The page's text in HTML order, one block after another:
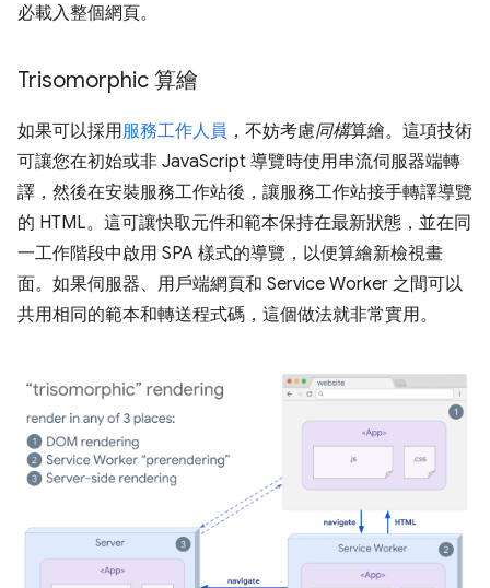
必載入整個網頁。
Trisomorphic 算繪
如果可以採用服務工作人員 ，不妨考慮同構算繪。這項技術
可讓您在初始或非 JavaScript 導覽時使用串流伺服器端轉
譯，然後在安裝服務工作站後，讓服務工作站接手轉譯導覽
的 HTML。這可讓快取元件和範本保持在最新狀態，並在同
一工作階段中啟用 SPA 樣式的導覽，以便算繪新檢視畫
面。如果伺服器、用戶端網頁和 Service Worker 之間可以
共用相同的範本和轉送程式碼，這個做法就非常實用。